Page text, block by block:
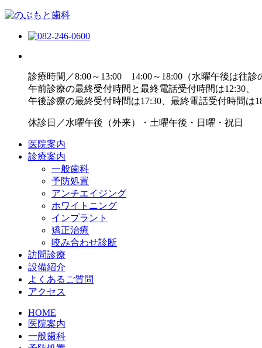
診療時間／8:00～13:00 14:00～18:00（水曜午後は往診
午前診療の最終受付時間と最終電話受付時間は12:30、
午後診療の最終受付時間は17:30、最終電話受付時間は
休診日／水曜午後（外来）・土曜午後・日曜・祝日
医院案内
診療案内
一般歯科
予防処置
アンチエイジング
ホワイトニング
インプラント
矯正治療
咬み合わせ診断
訪問診療
設備紹介
よくあるご質問
アクセス
HOME
医院案内
一般歯科